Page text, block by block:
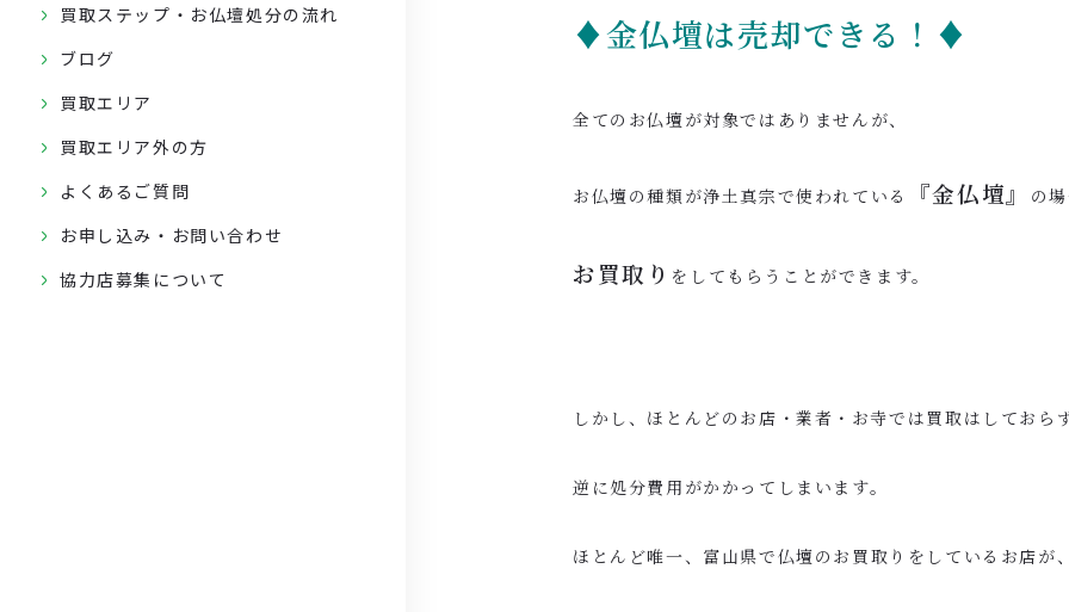
買取ステップ・お仏壇処分の流れ
ブログ
買取エリア
買取エリア外の方
よくあるご質問
お申し込み・お問い合わせ
協力店募集について
♦金仏壇は売却できる！♦
全てのお仏壇が対象ではありませんが、
お仏壇の種類が浄土真宗で使われている 『金仏壇』 の場
お買取り をしてもらうことができます。
しかし、ほとんどのお店・業者・お寺では買取はしておらず
逆に処分費用がかかってしまいます。
ほとんど唯一、富山県で仏壇のお買取りをしているお店が、